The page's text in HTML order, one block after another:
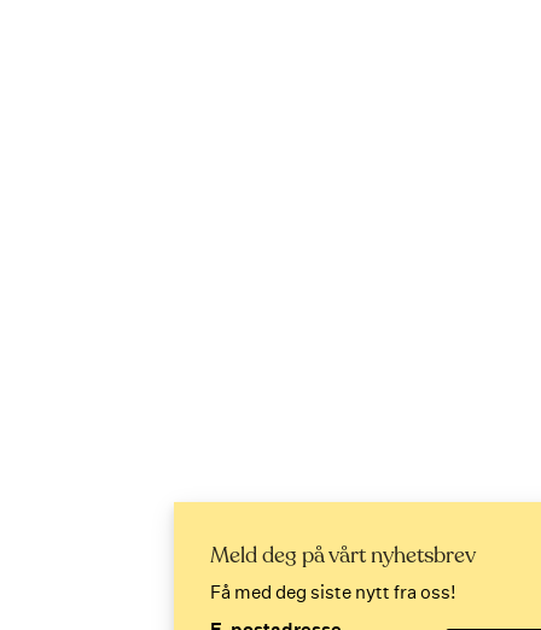
Meld deg på vårt nyhetsbrev
Få med deg siste nytt fra oss!